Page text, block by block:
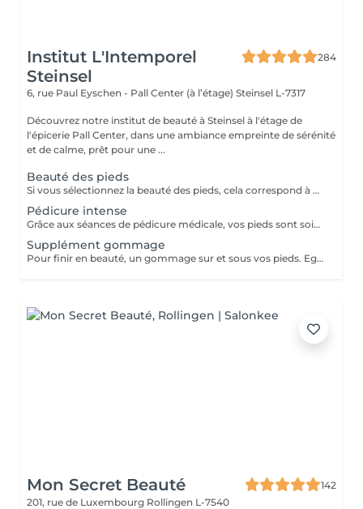
Institut L'Intemporel
Steinsel
284
6, rue Paul Eyschen - Pall Center (à l’étage) Steinsel L-7317
Découvrez notre institut de beauté à Steinsel à l'étage de
l'épicerie Pall Center, dans une ambiance empreinte de sérénité
et de calme, prêt pour une ...
Beauté des pieds
Si vous sélectionnez la beauté des pieds, cela correspond à couper et limer les ongles, repousser et couper mes cuticules, râper et masser les pieds. Si vous avez des soucis tels que : cors, ongles incarnés, ongles épaissis, mycoses ou tout autre douleur spécifique merci de sélectionner la pédicure qui est médicale.
Pédicure intense
Grâce aux séances de pédicure médicale, vos pieds sont soignés et traités en profondeur. En termes de soins de soi, les pieds sont souvent la partie du corps oubliée. C'est pourtant l'une de celles qui subit le plus votre quotidien. Ongles incarnés, cors, durillons et autres crevasses, sont des sources d'inconfort qui peuvent aisément être évitées si un soin est apporté assez tôt . Nos séances de pédicure médicale vous permettent une prise en charge complète de vos pieds. Du soin d'entretien au traitement plus profond, vos pieds sont massés, traités et soignés avec toute l'expertise de nos pédicures. Conseillée toutes les 4 semaines.
Supplément gommage
Pour finir en beauté, un gommage sur et sous vos pieds. Egalement entre les orteils. Pour une meilleure pénétration de la crème pieds.
Mon Secret Beauté
142
201, rue de Luxembourg Rollingen L-7540